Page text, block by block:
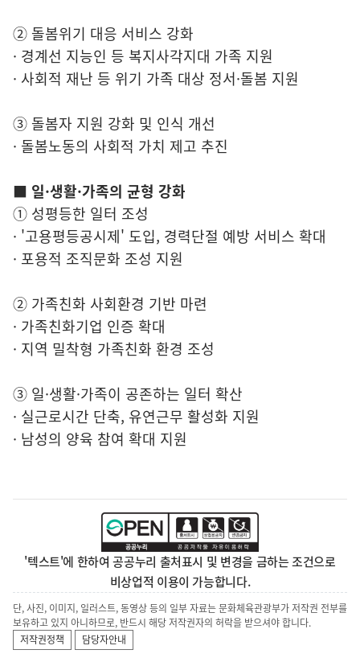
② 돌봄위기 대응 서비스 강화
· 경계선 지능인 등 복지사각지대 가족 지원
· 사회적 재난 등 위기 가족 대상 정서·돌봄 지원
③ 돌봄자 지원 강화 및 인식 개선
· 돌봄노동의 사회적 가치 제고 추진
■ 일·생활·가족의 균형 강화
① 성평등한 일터 조성
· '고용평등공시제' 도입, 경력단절 예방 서비스 확대
· 포용적 조직문화 조성 지원
② 가족친화 사회환경 기반 마련
· 가족친화기업 인증 확대
· 지역 밀착형 가족친화 환경 조성
③ 일·생활·가족이 공존하는 일터 확산
· 실근로시간 단축, 유연근무 활성화 지원
· 남성의 양육 참여 확대 지원
'텍스트'에 한하여 공공누리 출처표시 및 변경을 금하는 조건으로
비상업적 이용이 가능합니다.
단, 사진, 이미지, 일러스트, 동영상 등의 일부 자료는 문화체육관광부가 저작권 전부를
보유하고 있지 아니하므로, 반드시 해당 저작권자의 허락을 받으셔야 합니다.
저작권정책
담당자안내